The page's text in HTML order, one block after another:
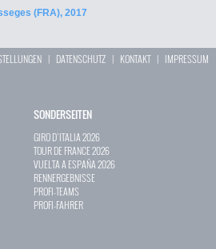
(FRA), 2017
| DATENSCHUTZ | KONTAKT| IMPRESSUM
SONDERSEITEN
GIRO D`ITALIA 2026
TOUR DE FRANCE 2026
VUELTA A ESPAÑA 2026
RENNERGEBNISSE
PROFI-TEAMS
PROFI-FAHRER